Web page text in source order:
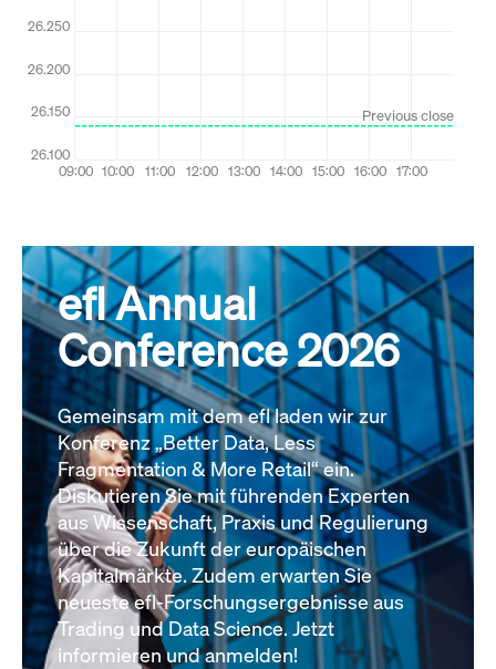
efl Annual
Conference 2026
Gemeinsam mit dem efl laden wir zur
Konferenz „Better Data, Less
Fragmentation & More Retail“ ein.
Diskutieren Sie mit führenden Experten
aus Wissenschaft, Praxis und Regulierung
über die Zukunft der europäischen
Kapitalmärkte. Zudem erwarten Sie
neueste efl-Forschungsergebnisse aus
Trading und Data Science. Jetzt
informieren und anmelden!